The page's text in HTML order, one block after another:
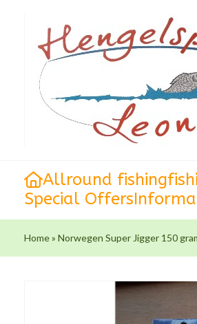
Allround fishing
Special Offers
Home» Norwegen Super Jigger 150